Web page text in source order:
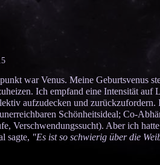
war Venus. Meine Geburtsvenus
Ich empfand eine Intensität auf
aufzudecken und zurückzufordern.
Schönheitsideal; Co-
Verschwendungssucht). Aber ich
sagte, "Es ist so schwierig über die